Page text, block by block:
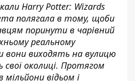
Harry Potter: Wizards
полягала в тому, щоби
поринути в чарівний
реальному
вони виходять на вулицю
свої околиці. Протягом
мільйони відьом і